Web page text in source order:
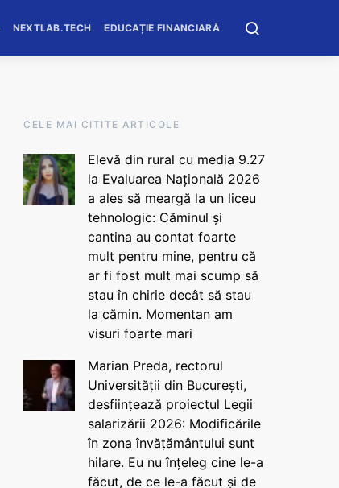
NEXTLAB.TECH EDUCAȚIE FINANCIARĂ
CELE MAI CITITE ARTICOLE
Elevă din rural cu media 9.27
la Evaluarea Națională 2026
a ales să meargă la un liceu
tehnologic: Căminul și
cantina au contat foarte
mult pentru mine, pentru că
ar fi fost mult mai scump să
stau în chirie decât să stau
la cămin. Momentan am
visuri foarte mari
Marian Preda, rectorul
Universității din București,
desființează proiectul Legii
salarizării 2026: Modificările
în zona învățământului sunt
hilare. Eu nu înțeleg cine le-a
făcut, de ce le-a făcut și de